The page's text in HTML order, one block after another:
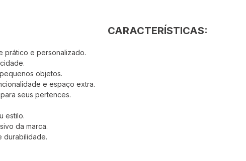
CARACTERÍSTICAS:
prático e personalizado.
objetos.
e espaço extra.
seus pertences.
estilo.
da marca.
durabilidade.